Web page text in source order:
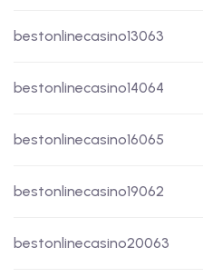
bestonlinecasino13063
bestonlinecasino14064
bestonlinecasino16065
bestonlinecasino19062
bestonlinecasino20063